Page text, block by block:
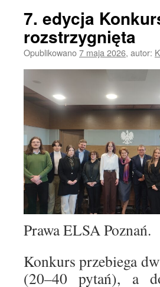
7. edycja
rozstrzygnięta
Opublikowano7 maja 2026, autor:
Prawa ELSA Poznań.
Konkurs przebiega
(20–40 pytań), a